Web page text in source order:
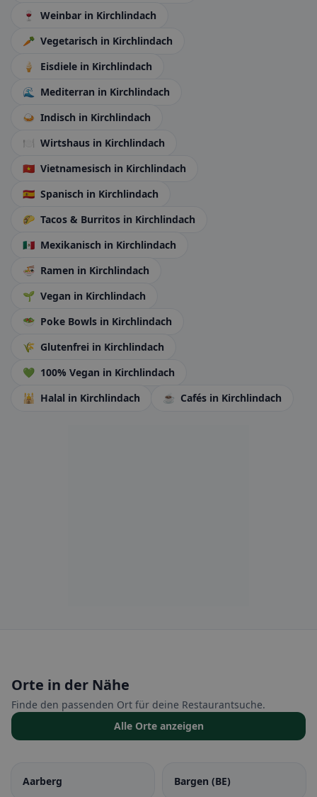
🍷
Weinbar in Kirchlindach
🥕 Vegetarisch in Kirchlindach
🍦
Eisdiele in Kirchlindach
🌊
Mediterran in Kirchlindach
🍛 Indisch in Kirchlindach
🍽️ Wirtshaus in Kirchlindach
🇻🇳 Vietnamesisch in Kirchlindach
🇪🇸 Spanisch in Kirchlindach
🌮 Tacos & Burritos in Kirchlindach
🇲🇽 Mexikanisch in Kirchlindach
🍜 Ramen in Kirchlindach
🌱 Vegan in Kirchlindach
🥗 Poke Bowls in Kirchlindach
🌾 Glutenfrei in Kirchlindach
💚 100% Vegan in Kirchlindach
🕌 Halal in Kirchlindach ☕ Cafés in Kirchlindach
Orte in der Nähe
Finde den passenden Ort für deine Restaurantsuche.
Alle Orte anzeigen
Aarberg Bargen (BE)